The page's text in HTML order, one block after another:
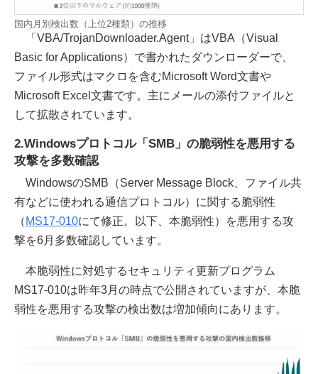
国内月別検出数（上位2種類）の推移
「VBA/TrojanDownloader.Agent」はVBA（Visual
Basic for Applications）で書かれたダウンローダーで、
ファイル形式はマクロを含むMicrosoft Word文書や
Microsoft Excel文書です。主にメールの添付ファイルと
して拡散されています。
2.Windowsプロトコル「SMB」の脆弱性を悪用する
攻撃を多数確認
WindowsのSMB（Server Message Block、ファイル共
有などに使われる通信プロトコル）に関する脆弱性
（ MS17-010にて修正。以下、本脆弱性）を悪用する攻
撃を6月多数確認しています。
本脆弱性に対処するセキュリティ更新プログラム
MS17-010は昨年3月の時点で公開されていますが、本脆
弱性を悪用する攻撃の検出数は増加傾向にあります。